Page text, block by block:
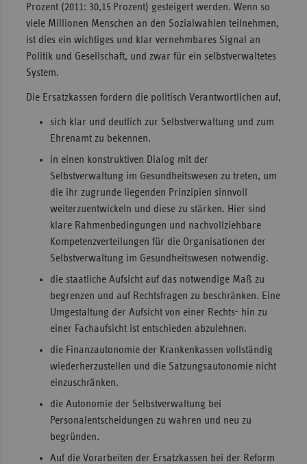
Prozent (2011: 30,15 Prozent) gesteigert werden. Wenn so
viele Millionen Menschen an den Sozialwahlen teilnehmen,
ist dies ein wichtiges und klar vernehmbares Signal an
Politik und Gesellschaft, und zwar für ein selbstverwaltetes
System.
Die Ersatzkassen fordern die politisch Verantwortlichen auf,
sich klar und deutlich zur Selbstverwaltung und zum
Ehrenamt zu bekennen.
in einen konstruktiven Dialog mit der
Selbstverwaltung im Gesundheitswesen zu treten, um
die ihr zugrunde liegenden Prinzipien sinnvoll
weiterzuentwickeln und diese zu stärken. Hier sind
klare Rahmenbedingungen und nachvollziehbare
Kompetenzverteilungen für die Organisationen der
Selbstverwaltung im Gesundheitswesen notwendig.
die staatliche Aufsicht auf das notwendige Maß zu
begrenzen und auf Rechtsfragen zu beschränken. Eine
Umgestaltung der Aufsicht von einer Rechts- hin zu
einer Fachaufsicht ist entschieden abzulehnen.
die Finanzautonomie der Krankenkassen vollständig
wiederherzustellen und die Satzungsautonomie nicht
einzuschränken.
die Autonomie der Selbstverwaltung bei
Personalentscheidungen zu wahren und neu zu
begründen.
Auf die Vorarbeiten der Ersatzkassen bei der Reform